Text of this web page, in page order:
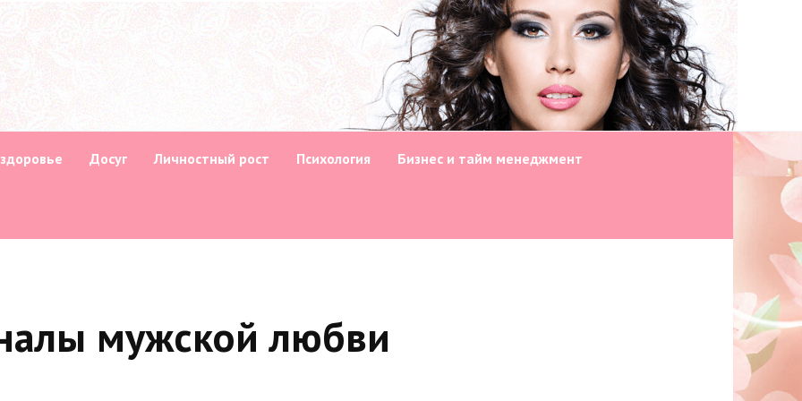
Досуг Личностный рост Психология Бизнес и тайм менеджмент
мужской любви